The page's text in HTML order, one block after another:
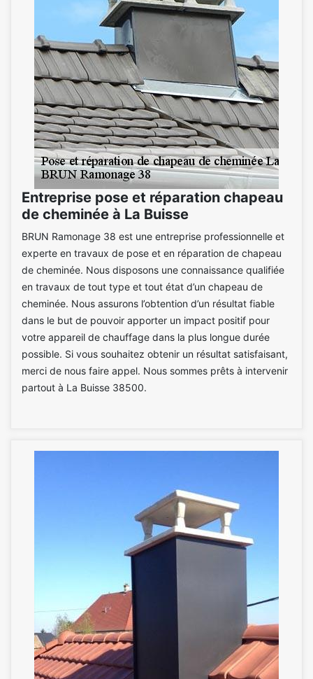
Entreprise pose et réparation chapeau
de cheminée à La Buisse
BRUN Ramonage 38 est une entreprise professionnelle et
experte en travaux de pose et en réparation de chapeau
de cheminée. Nous disposons une connaissance qualifiée
en travaux de tout type et tout état d’un chapeau de
cheminée. Nous assurons l’obtention d’un résultat fiable
dans le but de pouvoir apporter un impact positif pour
votre appareil de chauffage dans la plus longue durée
possible. Si vous souhaitez obtenir un résultat satisfaisant,
merci de nous faire appel. Nous sommes prêts à intervenir
partout à La Buisse 38500.